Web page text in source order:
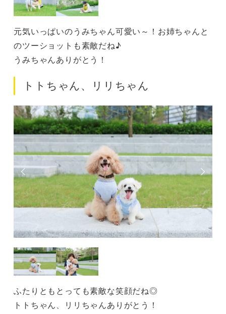
元気いっぱいのうみちゃん可愛い～！お姉ちゃんと
のツーショットも素敵だね♪
うみちゃんありがとう！
トトちゃん、リリちゃん
ふたりともとっても素敵な笑顔だね◎
トトちゃん、リリちゃんありがとう！